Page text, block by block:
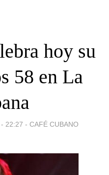
hoy su
58 en La
22:27 - CAFÉ CUBANO